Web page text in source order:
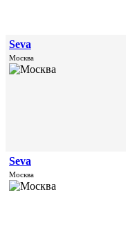
Seva
Москва
Seva
Москва